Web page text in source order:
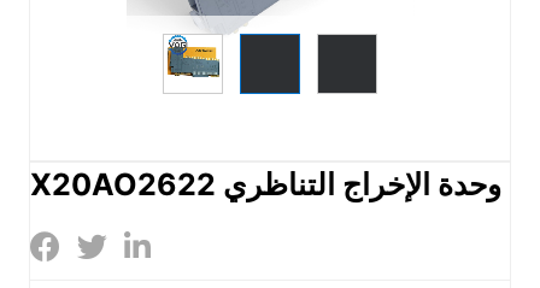
X20AO2622 وحدة الإخراج التناظري